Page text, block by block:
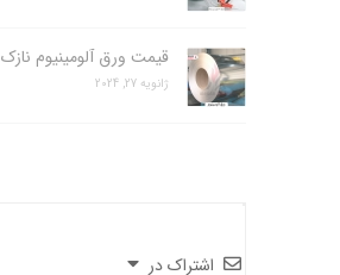
قیمت ورق آلومینیوم نازک
ژانویه 27, 2024
اشتراک در